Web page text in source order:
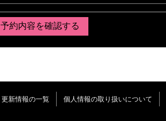
予約内容を確認する
更新情報の一覧 個人情報の取り扱いについて